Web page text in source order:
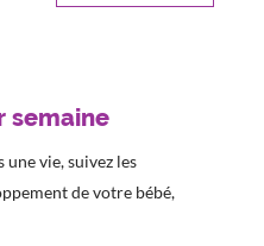
semaine
une vie, suivez les
de votre bébé,